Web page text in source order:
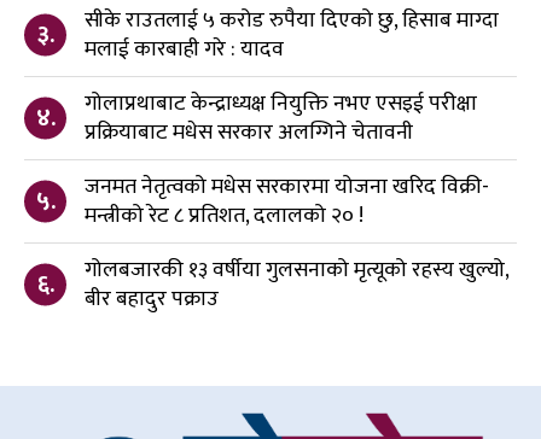
३.
सीके राउतलाई ५ करोड रुपैया दिएको छु, हिसाब माग्दा
मलाई कारबाही गरे : यादव
४.
गोलाप्रथाबाट केन्द्राध्यक्ष नियुक्ति नभए एसइई परीक्षा
प्रक्रियाबाट मधेस सरकार अलग्गिने चेतावनी
५.
जनमत नेतृत्वको मधेस सरकारमा योजना खरिद विक्री-
मन्त्रीको रेट ८ प्रतिशत, दलालको २० !
६.
गोलबजारकी १३ वर्षीया गुलसनाको मृत्यूको रहस्य खुल्यो,
बीर बहादुर पक्राउ